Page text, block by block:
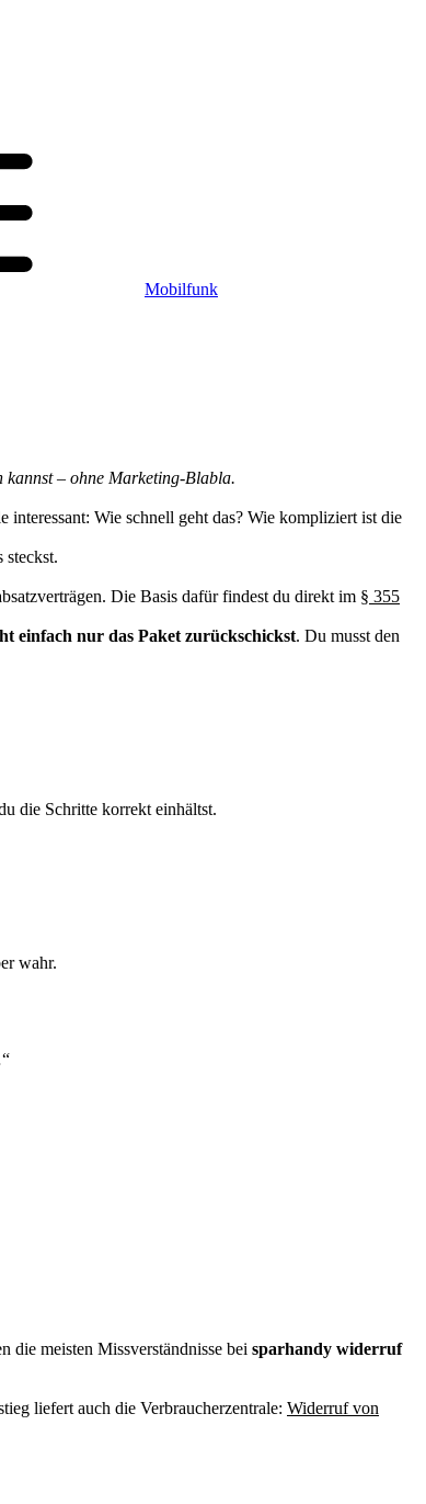
Mobilfunk
kannst – ohne Marketing-Blabla.
interessant: Wie schnell geht das? Wie kompliziert ist die
steckst.
Die Basis dafür findest du direkt im § 355
einfach nur das Paket zurückschickst. Du musst den
die Schritte korrekt einhältst.
wahr.
die meisten Missverständnisse bei sparhandy widerruf
liefert auch die Verbraucherzentrale: Widerruf von